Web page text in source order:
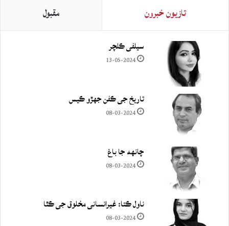
تازيون خبرون مقبول
سيلفي ڪلچر
13-05-2024
تاريخ جي ڪفن جھڙو ڪيس
08-03-2024
چانهه جا باغ
08-03-2024
ناول ڪتا: غيرانساني مخلوق جي ڪٿا
08-03-2024